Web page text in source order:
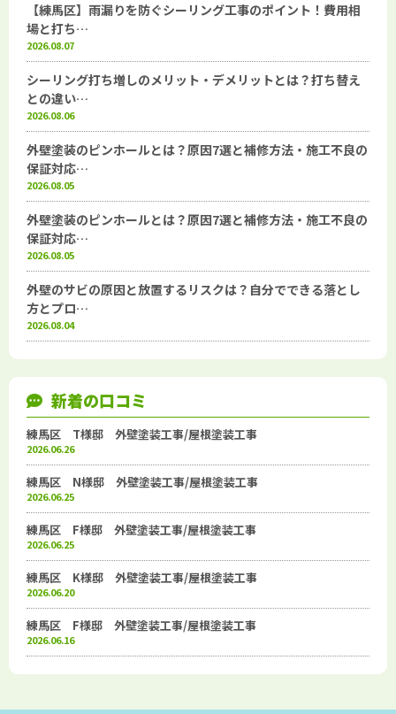
【練馬区】雨漏りを防ぐシーリング工事のポイント！費用相
場と打ち…
2026.08.07
シーリング打ち増しのメリット・デメリットとは？打ち替え
との違い…
2026.08.06
外壁塗装のピンホールとは？原因7選と補修方法・施工不良の
保証対応…
2026.08.05
外壁塗装のピンホールとは？原因7選と補修方法・施工不良の
保証対応…
2026.08.05
外壁のサビの原因と放置するリスクは？自分でできる落とし
方とプロ…
2026.08.04
新着の口コミ
練馬区 T様邸 外壁塗装工事/屋根塗装工事
2026.06.26
練馬区 N様邸 外壁塗装工事/屋根塗装工事
2026.06.25
練馬区 F様邸 外壁塗装工事/屋根塗装工事
2026.06.25
練馬区 K様邸 外壁塗装工事/屋根塗装工事
2026.06.20
練馬区 F様邸 外壁塗装工事/屋根塗装工事
2026.06.16